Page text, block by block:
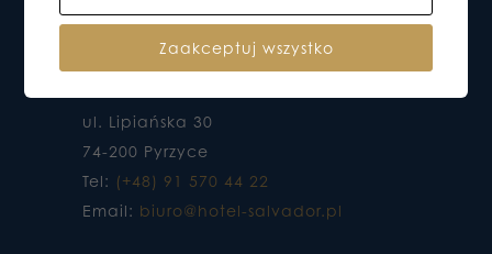
HOTEL DO KTÓREGO CHCESZ WRACAĆ
ul. Lipiańska 30
74-200 Pyrzyce
Tel: (+48) 91 570 44 22
Email: biuro@hotel-salvador.pl
Zaakceptuj wszystko